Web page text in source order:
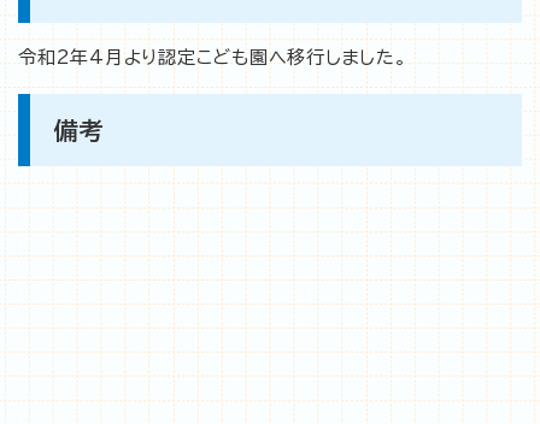
令和2年4月より認定こども園へ移行しました。
備考